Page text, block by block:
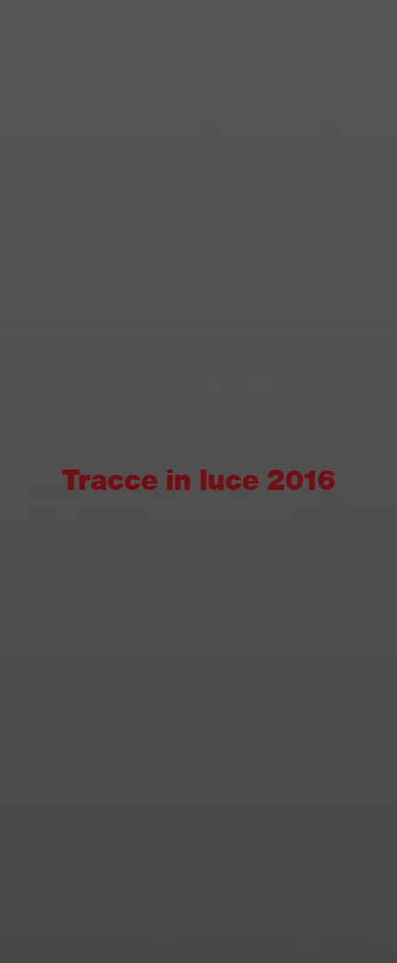
Tracce in luce 2016